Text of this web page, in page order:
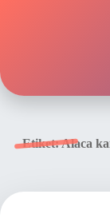
Etiket:Alaca